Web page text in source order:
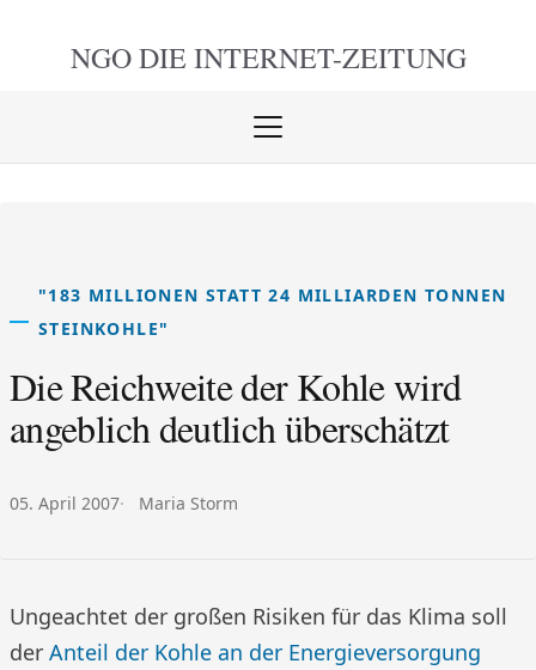
NGO DIE INTERNET-ZEITUNG
Menü
"183 MILLIONEN STATT 24 MILLIARDEN TONNEN
STEINKOHLE"
Die Reichweite der Kohle wird
angeblich deutlich überschätzt
Veröffentlicht am:
05. April 2007 Autor:
Maria Storm
Ungeachtet der großen Risiken für das Klima soll
der Anteil der Kohle an der Energieversorgung